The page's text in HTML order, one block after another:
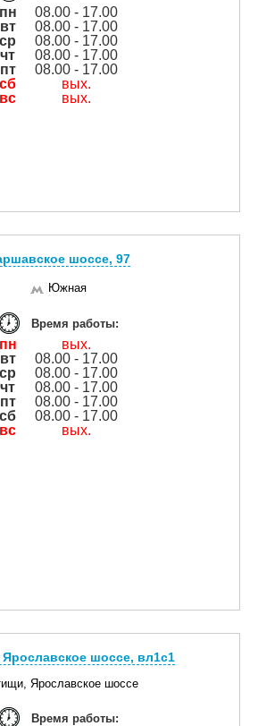
пн
08.00 - 17.00
вт
08.00 - 17.00
ср
08.00 - 17.00
чт
08.00 - 17.00
пт
08.00 - 17.00
сб
вых.
вс
вых.
шоссе, 97
Южная
Время работы:
пн
вых.
вт
08.00 - 17.00
ср
08.00 - 17.00
чт
08.00 - 17.00
пт
08.00 - 17.00
сб
08.00 - 17.00
вс
вых.
шоссе, вл1с1
Ярославское шоссе
Время работы: